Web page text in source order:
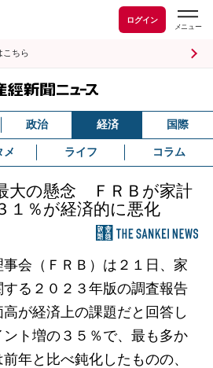
ログイン
こちら
政治 経済 国際
メ ライフ コラム
大の懸念 ＦＲＢが家計
％が経済的に悪化
会（ＦＲＢ）は２１日、家
る２０２３年版の調査報告
が経済上の課題だと回答し
ト増の３５％で、最も多か
年と比べ鈍化したものの、